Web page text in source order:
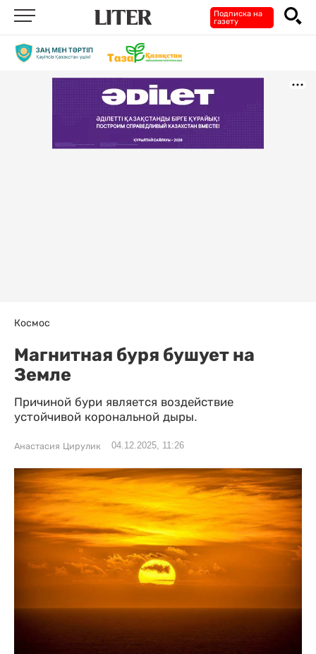
Подписка на
газету
Космос
Магнитная буря бушует на
Земле
Причиной бури является воздействие
устойчивой корональной дыры.
Анастасия Цирулик 04.12.2025, 11:26